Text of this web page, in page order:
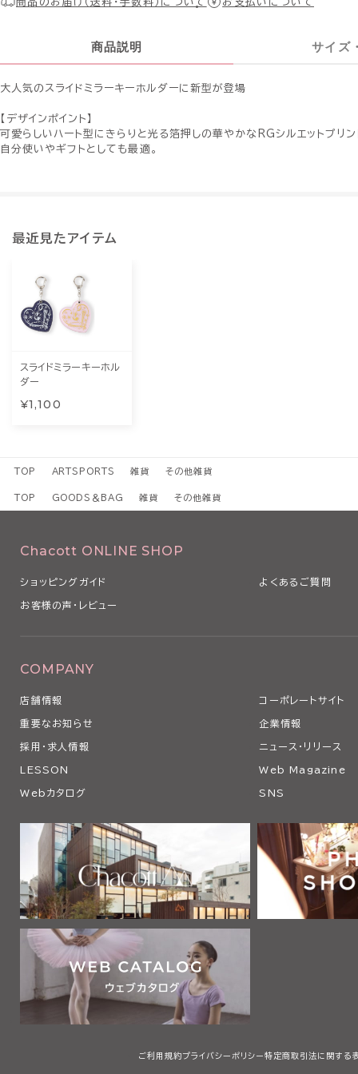
商品説明 サイズ
大人気のスライドミラーキーホルダーに新型が登場
【デザインポイント】
可愛らしいハート型にきらりと光る箔押しの華やかなRGシルエットプリン
自分使いやギフトとしても最適。
最近見たアイテム
スライドミラーキーホル
ダー
¥1,100
TOP ARTSPORTS 雑貨 その他雑貨
TOP GOODS＆BAG 雑貨 その他雑貨
Chacott ONLINE SHOP
ショッピングガイド よくあるご質問
お客様の声・レビュー
COMPANY
店舗情報 コーポレートサイト
重要なお知らせ 企業情報
採用・求人情報 ニュース・リリース
LESSON Web Magazine
Webカタログ SNS
ご利用規約プライバシーポリシー 特定商取引法に関する